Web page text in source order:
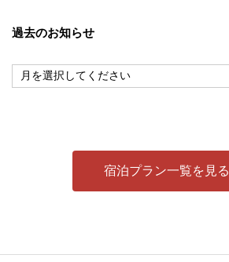
過去のお知らせ
宿泊プラン一覧を見る